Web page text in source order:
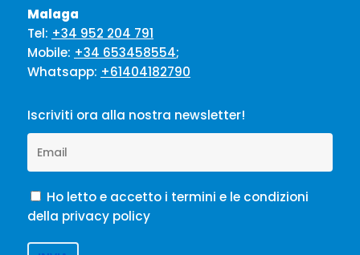
Malaga
Tel: +34 952 204 791
Mobile: +34 653458554;
Whatsapp: +61404182790
Iscriviti ora alla nostra newsletter!
Ho letto e accetto i termini e le condizioni
della privacy policy